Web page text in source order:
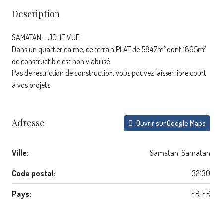
Description
SAMATAN – JOLIE VUE
Dans un quartier calme, ce terrain PLAT de 5847m² dont 1865m²
de constructible est non viabilisé.
Pas de restriction de construction, vous pouvez laisser libre court
à vos projets.
Adresse Ouvrir sur Google Maps
Ville: Samatan, Samatan
Code postal: 32130
Pays: FR, FR